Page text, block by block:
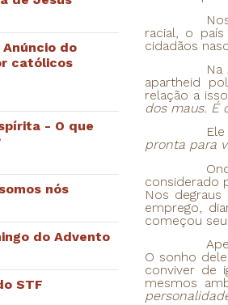
do
católicos
- O que
nós
do Advento
STF
racial, o
cidadãos
apartheid
relação a
dos maus. É
pronta para
considerado
Nos
emprego,
começou
O sonho
conviver de
mesmos